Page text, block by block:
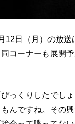
12日（月）の放
コーナーも展開
っくりしたでし
んですね。その